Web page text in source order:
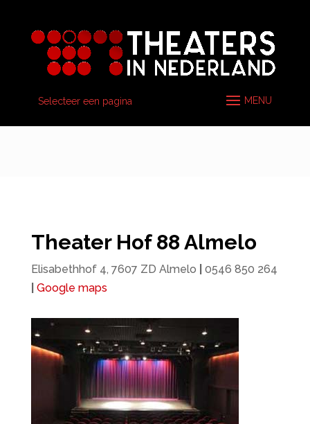
Selecteer een pagina
Theater Hof 88 Almelo
Elisabethhof 4, 7607 ZD Almelo
0546 850 264
Google maps